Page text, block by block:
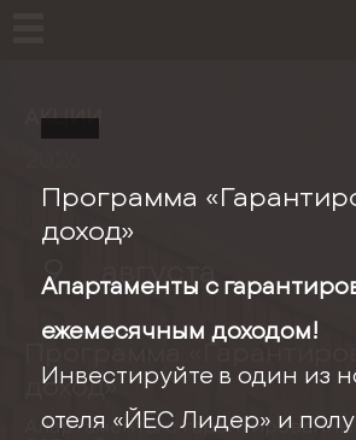
Программа
доход»
Апартаменты с
ежемесячным доходом!
Инвестируйте в один из
отеля «ЙЕС Лидер» и
АКЦИИ
9 августа
Программа
доход»
Апартаменты с